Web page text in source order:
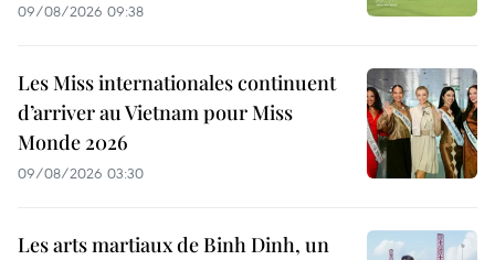
09/08/2026 09:38
Les Miss internationales continuent
d’arriver au Vietnam pour Miss
Monde 2026
09/08/2026 03:30
Les arts martiaux de Binh Dinh, un